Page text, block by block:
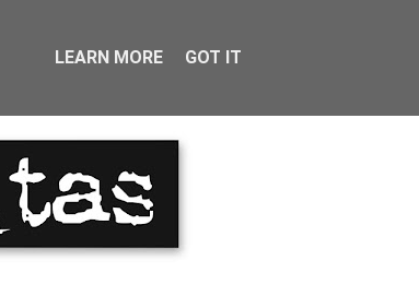
LEARN MORE GOT IT